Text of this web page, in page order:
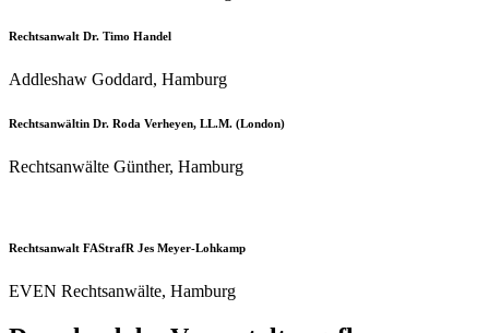
Rechtsanwalt Dr. Timo Handel
Addleshaw Goddard, Hamburg
Rechtsanwältin Dr. Roda Verheyen, LL.M. (London)
Rechtsanwälte Günther, Hamburg
Rechtsanwalt FAStrafR Jes Meyer-Lohkamp
EVEN Rechtsanwälte, Hamburg